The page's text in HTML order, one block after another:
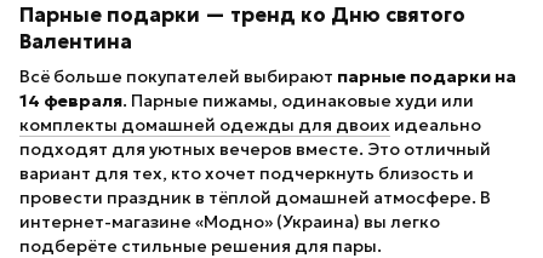
Парные подарки — тренд ко Дню святого
Валентина
Всё больше покупателей выбирают парные подарки на
14 февраля. Парные пижамы, одинаковые худи или
комплекты домашней одежды для двоих идеально
подходят для уютных вечеров вместе. Это отличный
вариант для тех, кто хочет подчеркнуть близость и
провести праздник в тёплой домашней атмосфере. В
интернет-магазине «Модно» (Украина) вы легко
подберёте стильные решения для пары.